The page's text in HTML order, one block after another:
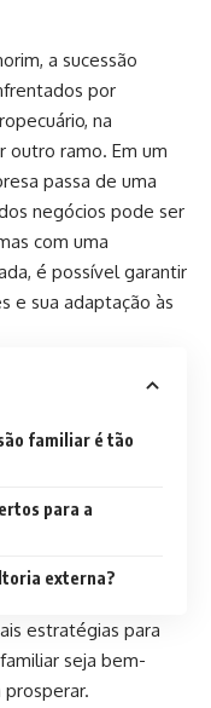
a sucessão
por
na
outro ramo. Em um
passa de uma
negócios pode ser
com uma
é possível garantir
e sua adaptação às
familiar é tão
para a
externa?
estratégias para
seja bem-